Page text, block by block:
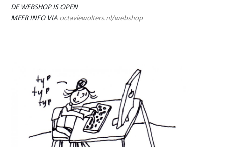
DE WEBSHOP IS OPEN
MEER INFO VIA octaviewolters.nl/webshop